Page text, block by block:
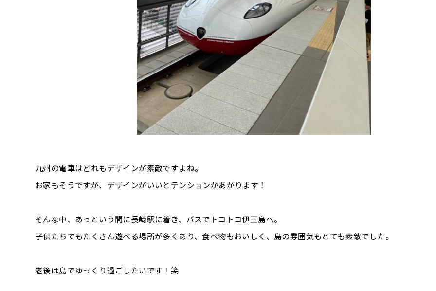
九州の電車はどれもデザインが素敵ですよね。
お家もそうですが、デザインがいいとテンションがあがります！
そんな中、あっという間に長崎駅に着き、バスでトコトコ伊王島へ。
子供たちでもたくさん遊べる場所が多くあり、食べ物もおいしく、島の雰囲気もとても素敵でした。
老後は島でゆっくり過ごしたいです！笑